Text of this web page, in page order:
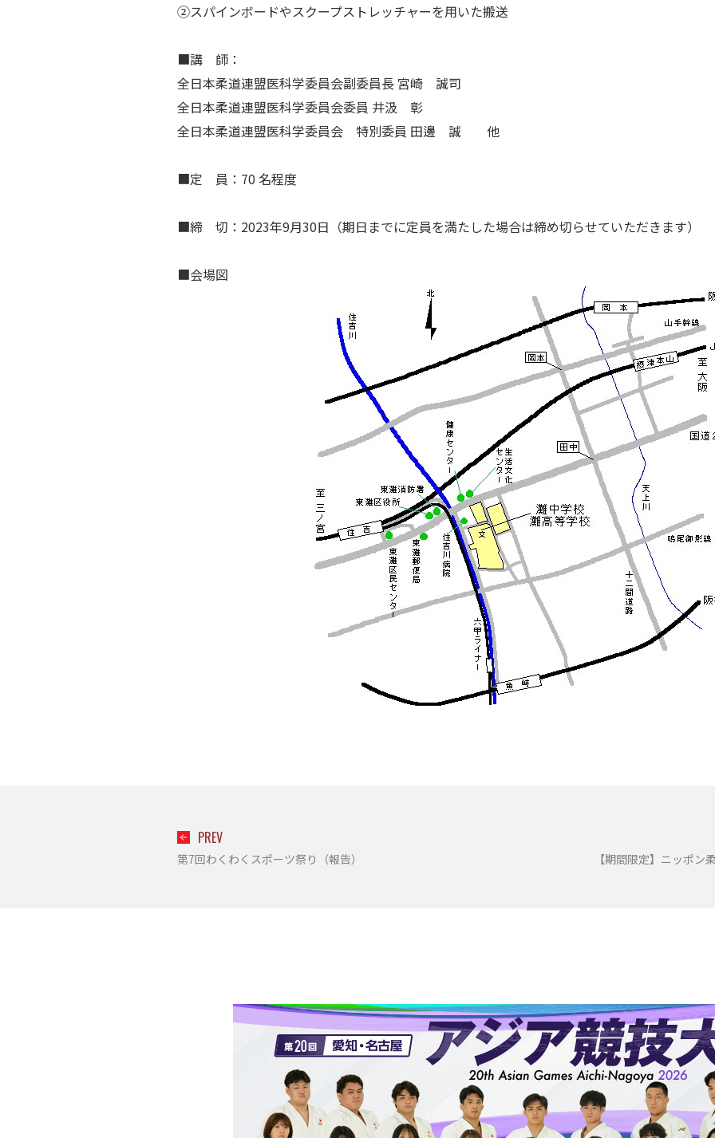
②スパインボードやスクープストレッチャーを用いた搬送
■講 師：
全日本柔道連盟医科学委員会副委員長 宮崎 誠司
全日本柔道連盟医科学委員会委員 井汲 彰
全日本柔道連盟医科学委員会 特別委員 田邊 誠 他
■定 員：70 名程度
■締 切：2023年9月30日（期日までに定員を満たした場合は締め切らせていただきます）
■会場図
PREV
第7回わくわくスポーツ祭り（報告） 【期間限定】ニッポン